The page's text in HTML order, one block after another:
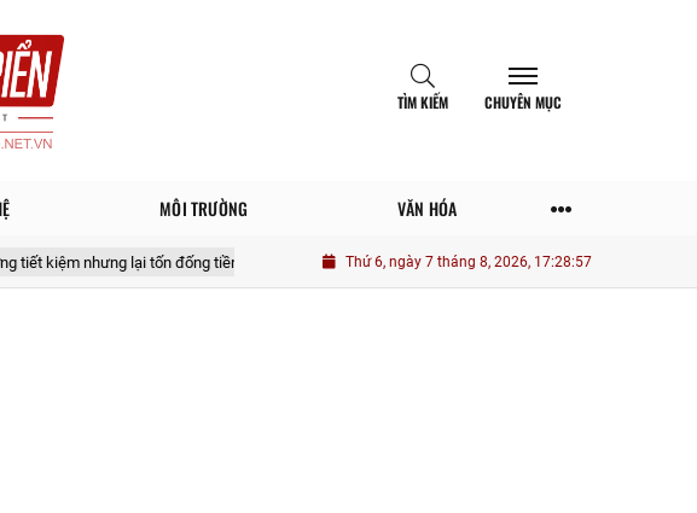
TÌM KIẾM CHUYÊN MỤC
MÔI TRƯỜNG VĂN HÓA
lại tốn đống tiền Một số yếu tố tác động nâng cao vai trò thanh niên quân đội trong
Thứ 6, ngày 7 tháng 8, 2026, 17:28:59